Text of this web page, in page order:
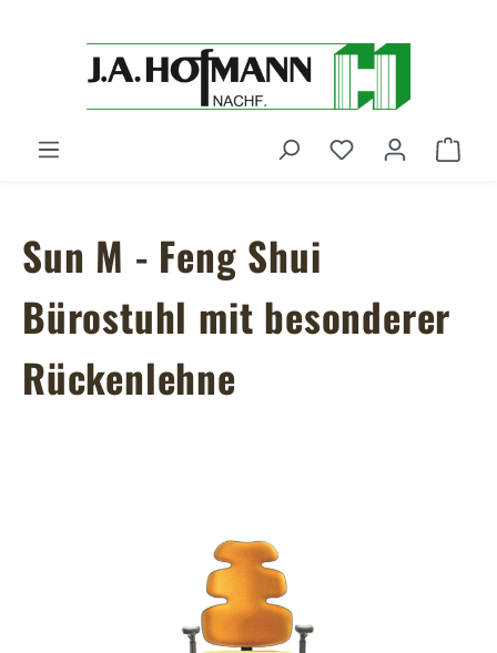
Du hast 0
Sun M - Feng Shui
Bürostuhl mit besonderer
Rückenlehne